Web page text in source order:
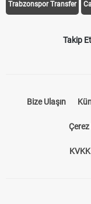
Trabzonspor Transfer
Takip Et
Bize Ulaşın
Çerez